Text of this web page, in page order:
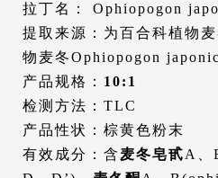
拉丁名： Ophiopogon
提取来源：为百合科植物
物麦冬Ophiopogon
产品规格： 10:1
检测方法：TLC
产品性状：棕黄色粉末
有效成分：含 麦冬皂甙A、